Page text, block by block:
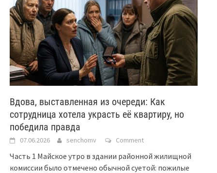
Вдова, выставленная из очереди: Как
сотрудница хотела украсть её квартиру, но
победила правда
07.06.2026 senchomv Comment
Часть 1 Майское утро в здании районной жилищной
комиссии было отмечено обычной суетой: пожилые